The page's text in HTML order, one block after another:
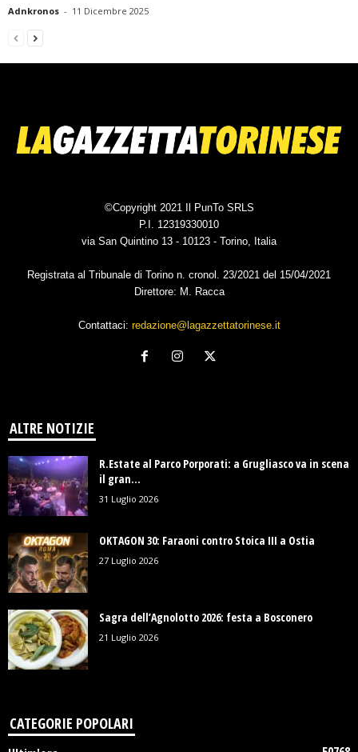
Adnkronos - 11 Dicembre 2025
©Copyright 2021 Il PunTo SRLS
P.I. 12319330010
via San Quintino 13 - 10123 - Torino, Italia
Registrata al Tribunale di Torino n. cronol. 23/2021 del 15/04/2021
Direttore: M. Racca
Contattaci: redazione@lagazzettatorinese.it
ALTRE NOTIZIE
R.Estate al Parco Porporati: a Grugliasco va in scena
il gran...
31 Luglio 2026
OKTAGON 30: Faraoni contro Stoica III a Ostia
27 Luglio 2026
Sagra dell’Agnolotto 2026: festa a Bosconero
21 Luglio 2026
CATEGORIE POPOLARI